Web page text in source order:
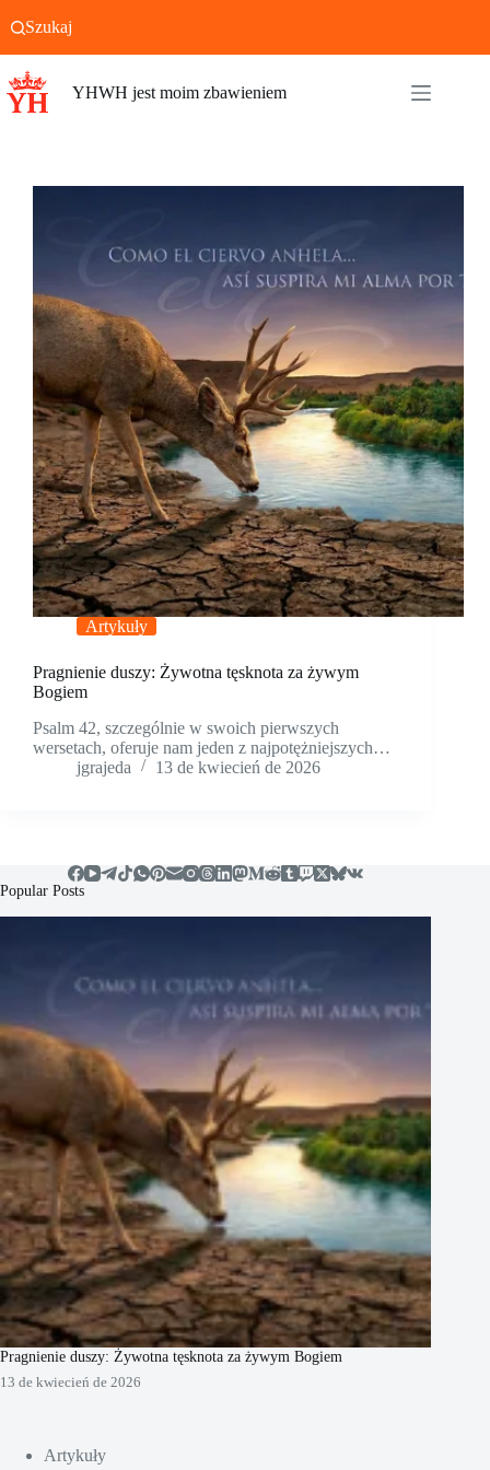
do Szukaj
YHWH jest moim zbawieniem
Artykuły
Pragnienie duszy: Żywotna tęsknota za żywym
Bogiem
Psalm 42, szczególnie w swoich pierwszych
wersetach, oferuje nam jeden z najpotężniejszych…
jgrajeda
13 de kwiecień de 2026
Popular Posts
Pragnienie duszy: Żywotna tęsknota za żywym Bogiem
13 de kwiecień de 2026
Artykuły